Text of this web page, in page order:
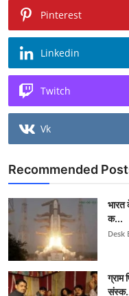
Pinterest
Linkedin
Twitch
Vk
Recommended
भारत
क...
Desk
ग्राम